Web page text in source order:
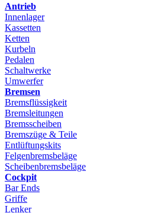
Antrieb
Innenlager
Kassetten
Ketten
Kurbeln
Pedalen
Schaltwerke
Umwerfer
Bremsen
Bremsflüssigkeit
Bremsleitungen
Bremsscheiben
Bremszüge & Teile
Entlüftungskits
Felgenbremsbeläge
Scheibenbremsbeläge
Cockpit
Bar Ends
Griffe
Lenker